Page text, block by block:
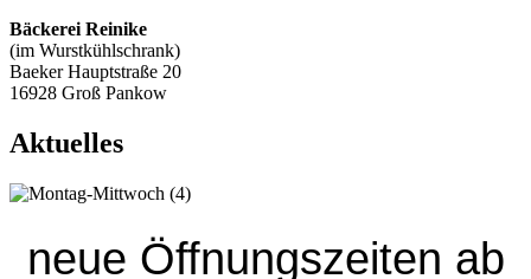
Bäckerei Reinike
(im Wurstkühlschrank)
Baeker Hauptstraße 20
16928 Groß Pankow
Aktuelles
neue Öffnungszeiten ab